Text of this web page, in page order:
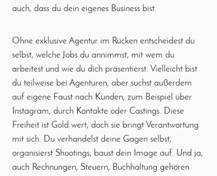
auch, dass du dein eigenes Business bist.
Ohne exklusive Agentur im Rücken entscheidest du
selbst, welche Jobs du annimmst, mit wem du
arbeitest und wie du dich präsentierst. Vielleicht bist
du teilweise bei Agenturen, aber suchst außerdem
auf eigene Faust nach Kunden, zum Beispiel über
Instagram, durch Kontakte oder Castings. Diese
Freiheit ist Gold wert, doch sie bringt Verantwortung
mit sich. Du verhandelst deine Gagen selbst,
organisierst Shootings, baust dein Image auf. Und ja,
auch Rechnungen, Steuern, Buchhaltung gehören